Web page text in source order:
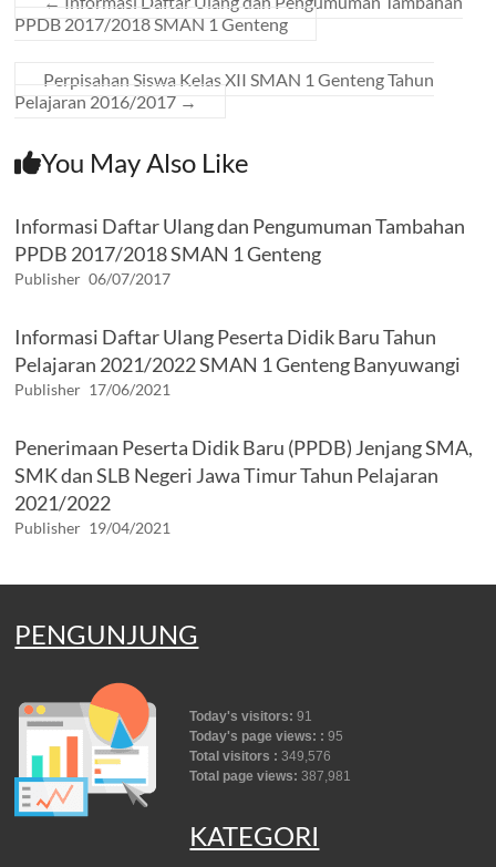
PPDB 2017/2018 SMAN 1 Genteng
Perpisahan Siswa Kelas XII SMAN 1 Genteng Tahun
Pelajaran 2016/2017 →
You May Also Like
Informasi Daftar Ulang dan Pengumuman Tambahan
PPDB 2017/2018 SMAN 1 Genteng
Publisher 06/07/2017
Informasi Daftar Ulang Peserta Didik Baru Tahun
Pelajaran 2021/2022 SMAN 1 Genteng Banyuwangi
Publisher 17/06/2021
Penerimaan Peserta Didik Baru (PPDB) Jenjang SMA,
SMK dan SLB Negeri Jawa Timur Tahun Pelajaran
2021/2022
Publisher 19/04/2021
PENGUNJUNG
Today's visitors:91
Today's page views: :95
Total visitors :349,576
Total page views:387,981
KATEGORI